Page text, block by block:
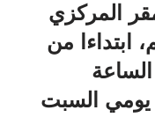
المركزي
ابتداءا من
يومي السبت